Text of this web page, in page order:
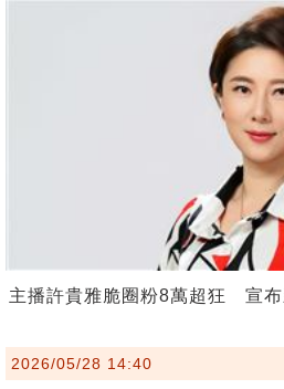
主播許貴雅脆圈粉8萬超狂 宣布
2026/05/28 14:40